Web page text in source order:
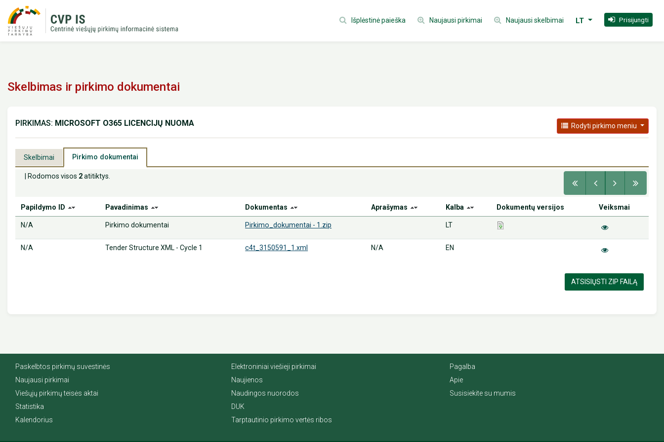
Išplėstinė paieška Naujausi pirkimai Naujausi skelbimai LT Prisijungti
Skelbimas ir pirkimo dokumentai
PIRKIMAS: MICROSOFT O365 LICENCIJŲ NUOMA Rodyti pirkimo meniu
Skelbimai Pirkimo dokumentai
| Rodomos visos 2atitiktys.
Papildymo ID Pavadinimas Dokumentas Aprašymas Kalba Dokumentų versijos Veiksmai
N/A Pirkimo dokumentai Pirkimo_dokumentai - 1.zip LT
N/A Tender Structure XML - Cycle 1 c4t_3150591_1.xml N/A EN
ATSISIŲSTI ZIP FAILĄ
Paskelbtos pirkimų suvestinės
Naujausi pirkimai
Viešųjų pirkimų teisės aktai
Statistika
Kalendorius
Elektroniniai viešieji pirkimai
Naujienos
Naudingos nuorodos
DUK
Tarptautinio pirkimo vertės ribos
Pagalba
Apie
Susisiekite su mumis